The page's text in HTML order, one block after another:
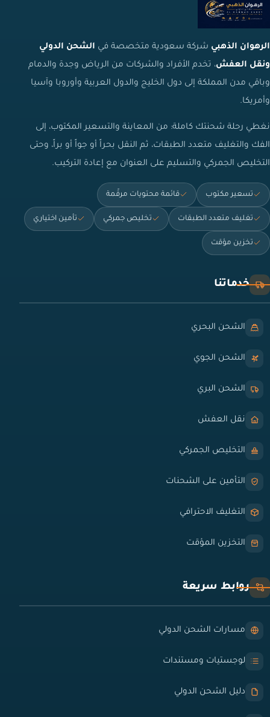
الرهوان الذهبي شركة سعودية متخصصة في الشحن الدولي
ونقل العفش، تخدم الأفراد والشركات من الرياض وجدة والدمام
وباقي مدن المملكة إلى دول الخليج والدول العربية وأوروبا وآسيا
وأمريكا.
نغطي رحلة شحنتك كاملة: من المعاينة والتسعير المكتوب، إلى
الفك والتغليف متعدد الطبقات، ثم النقل بحراً أو جواً أو براً، وحتى
التخليص الجمركي والتسليم على العنوان مع إعادة التركيب.
تسعير مكتوب قائمة محتويات مرقّمة
تغليف متعدد الطبقات تخليص جمركي تأمين اختياري
تخزين مؤقت
خدماتنا
الشحن البحري
الشحن الجوي
الشحن البري
نقل العفش
التخليص الجمركي
التأمين على الشحنات
التغليف الاحترافي
التخزين المؤقت
روابط سريعة
مسارات الشحن الدولي
لوجستيات ومستندات
دليل الشحن الدولي